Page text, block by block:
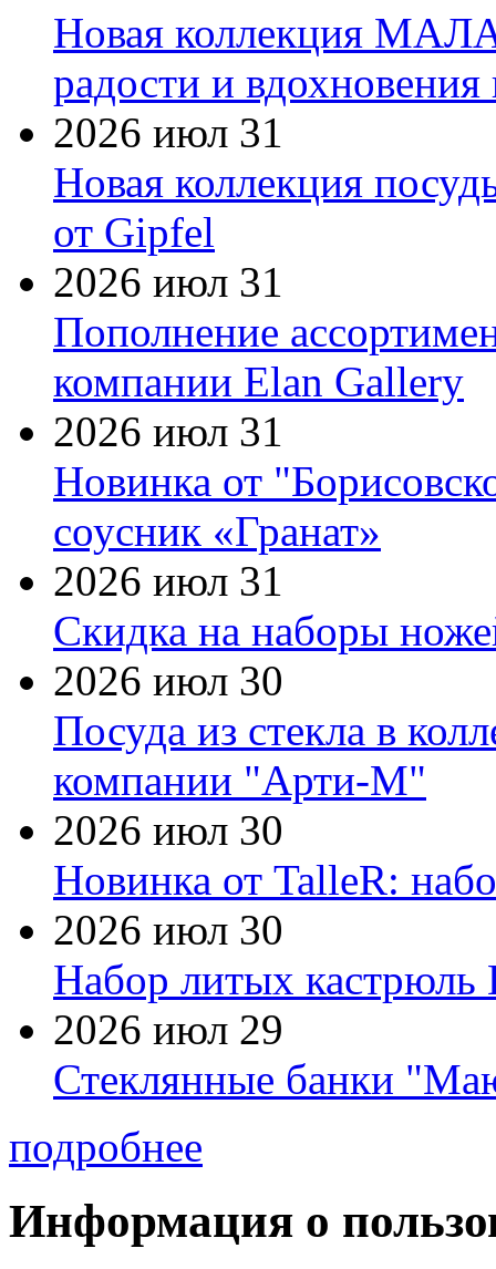
Новая коллекция
радости и
2026 июл 31
Новая коллекция
от Gipfel
2026 июл 31
Пополнение
компании Elan Gallery
2026 июл 31
Новинка от
соусник «Гранат»
2026 июл 31
Скидка на наборы
2026 июл 30
Посуда из стекла в
компании "Арти-М"
2026 июл 30
Новинка от TalleR:
2026 июл 30
Набор литых кастрюль
2026 июл 29
Стеклянные банки
подробнее
Информация о